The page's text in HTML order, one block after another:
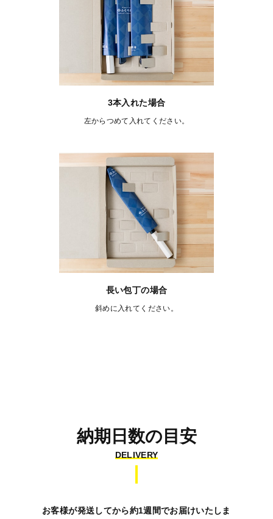
3本入れた場合
左からつめて入れてください。
長い包丁の場合
斜めに入れてください。
納期日数の目安
DELIVERY
お客様が発送してから約1週間でお届けいたしま